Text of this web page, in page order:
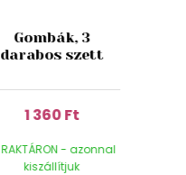
Gombák, 3
darabos szett
1 360 Ft
RAKTÁRON - azonnal
kiszállítjuk